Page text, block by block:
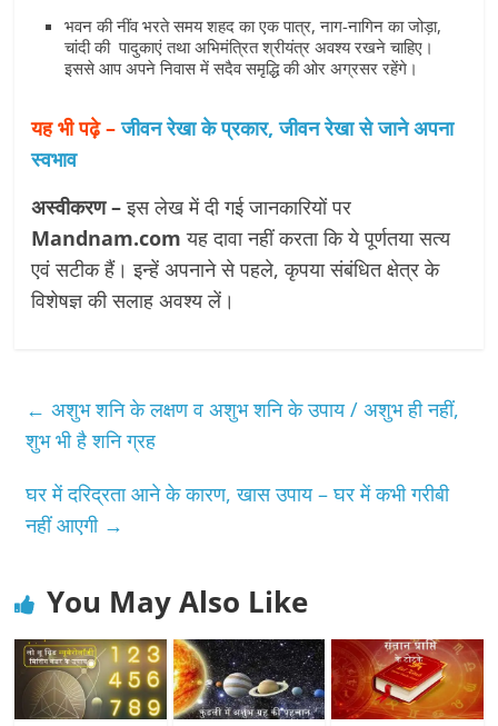
भवन की नींव भरते समय शहद का एक पात्र, नाग-नागिन का जोड़ा,
चांदी की पादुकाएं तथा अभिमंत्रित श्रीयंत्र अवश्य रखने चाहिए।
इससे आप अपने निवास में सदैव समृद्धि की ओर अग्रसर रहेंगे।
यह भी पढ़े – जीवन रेखा के प्रकार, जीवन रेखा से जाने अपना
स्वभाव
अस्वीकरण –इस लेख में दी गई जानकारियों पर
Mandnam.comयह दावा नहीं करता कि ये पूर्णतया सत्य
एवं सटीक हैं। इन्हें अपनाने से पहले, कृपया संबंधित क्षेत्र के
विशेषज्ञ की सलाह अवश्य लें।
← अशुभ शनि के लक्षण व अशुभ शनि के उपाय / अशुभ ही नहीं,
शुभ भी है शनि ग्रह
घर में दरिद्रता आने के कारण, खास उपाय – घर में कभी गरीबी
नहीं आएगी →
You May Also Like